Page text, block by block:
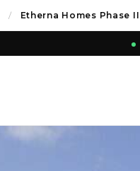
/ Etherna Homes Phase II